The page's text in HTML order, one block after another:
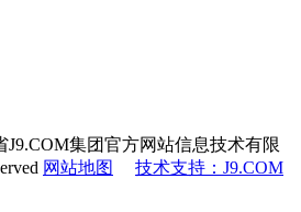
J9.COM集团官方网站信息技术有限
网站地图
技术支持：J9.COM